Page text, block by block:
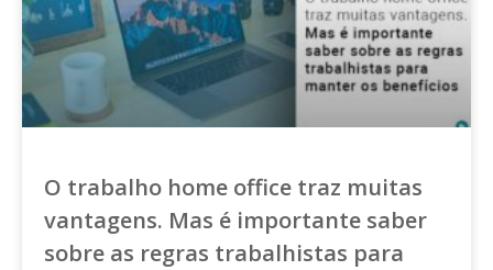
O trabalho home office traz muitas
vantagens. Mas é importante saber
sobre as regras trabalhistas para